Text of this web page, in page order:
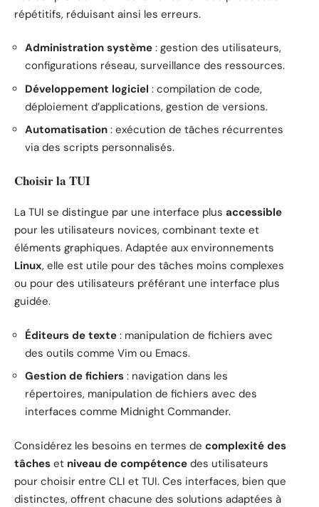
répétitifs, réduisant ainsi les erreurs.
Administration système : gestion des utilisateurs,
configurations réseau, surveillance des ressources.
Développement logiciel : compilation de code,
déploiement d’applications, gestion de versions.
Automatisation : exécution de tâches récurrentes
via des scripts personnalisés.
Choisir la TUI
La TUI se distingue par une interface plus accessible
pour les utilisateurs novices, combinant texte et
éléments graphiques. Adaptée aux environnements
Linux, elle est utile pour des tâches moins complexes
ou pour des utilisateurs préférant une interface plus
guidée.
Éditeurs de texte : manipulation de fichiers avec
des outils comme Vim ou Emacs.
Gestion de fichiers : navigation dans les
répertoires, manipulation de fichiers avec des
interfaces comme Midnight Commander.
Considérez les besoins en termes de complexité des
tâches et niveau de compétence des utilisateurs
pour choisir entre CLI et TUI. Ces interfaces, bien que
distinctes, offrent chacune des solutions adaptées à